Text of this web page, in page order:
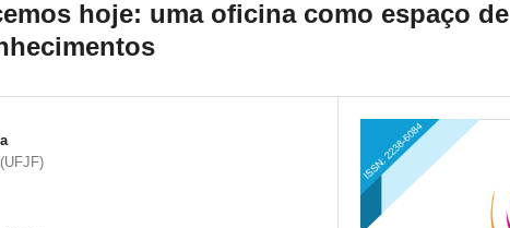
hoje: uma oficina como espaço de